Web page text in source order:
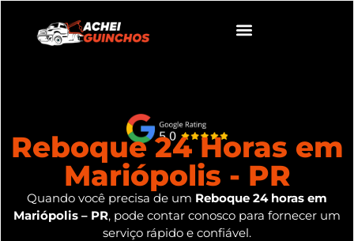
Reboque 24 Horas em
Mariópolis - PR
Quando você precisa de um Reboque 24 horas em
Mariópolis – PR, pode contar conosco para fornecer um
serviço rápido e confiável.